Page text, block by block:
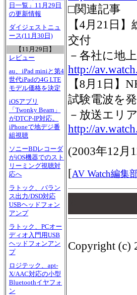
日一覧」11月29日
の更新情報
ダイジェストニュ
ース(11月30日)
【11月29日】
レビュー
au、iPad miniと第4
世代iPadの4G LTE
モデル価格を決定
iOSアプリ
「Twonky Beam」
がDTCP-IP対応。
iPhoneで地デジ番
組視聴
ソニーBDレコーダ
がiOS機器でのスト
リーミング視聴対
応へ
ラトック、バラン
ス出力/DSD対応
USBヘッドフォン
アンプ
ラトック、PCオー
ディオ入門用USB
ヘッドフォンアン
プ
ロジテック、apt-
X/AAC対応の小型
Bluetoothイヤフォ
ン
□関連記事
【4月21日
交付
－各社に地
http://
【8月1日】
試験電波を
－放送エリ
http://
(2003年12月
[AV Watch編集
Copyright (c)